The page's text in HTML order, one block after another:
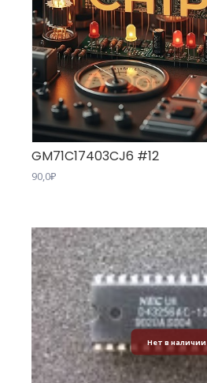
GM71C17403CJ6 #12
90,0₽
Нет в наличии